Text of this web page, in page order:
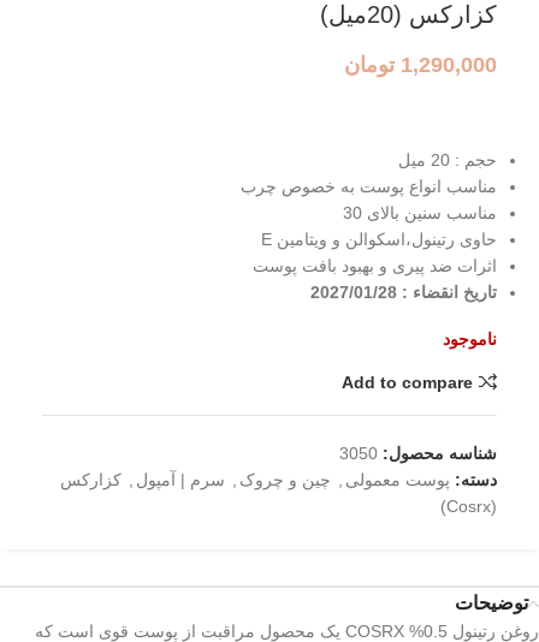
کزارکس (20میل)
1,290,000 تومان
حجم : 20 میل
مناسب انواع پوست به خصوص چرب
مناسب سنین بالای 30
حاوی رتینول،اسکوالن و ویتامین E
اثرات ضد پیری و بهبود بافت پوست
تاریخ انقضاء : 2027/01/28
ناموجود
Add to compare
شناسه محصول: 3050
دسته: پوست معمولی چین و چروک سرم | آمپول
کزارکس
(Cosrx)
توضیحات
روغن رتینول 0.5% COSRX یک محصول مراقبت از پوست قوی است که